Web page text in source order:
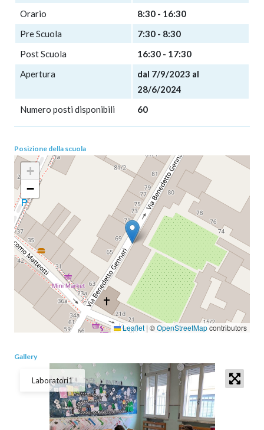
Orario
8:30 - 16:30
Pre Scuola
7:30 - 8:30
Post Scuola
16:30 - 17:30
Apertura
dal 7/9/2023 al
28/6/2024
Numero posti disponibili
60
Posizione della scuola
+
−
Leaflet | ©OpenStreetMapcontributors
Gallery
Laboratori1